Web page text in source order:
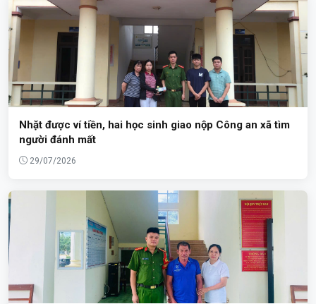
Nhặt được ví tiền, hai học sinh giao nộp Công an xã tìm
người đánh mất
29/07/2026